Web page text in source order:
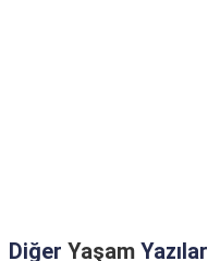
Diğer Yaşam